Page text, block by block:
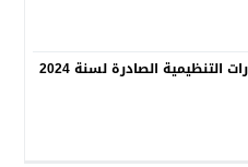
التنظيمية الصادرة لسنة 2024